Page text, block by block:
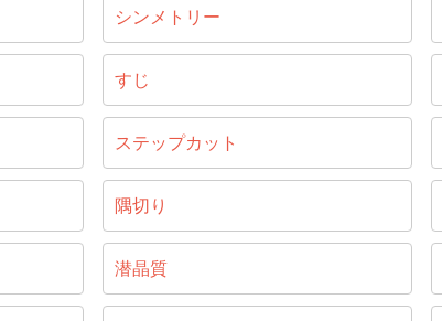
シンメトリー
すじ
ステップカット
隅切り
潜晶質